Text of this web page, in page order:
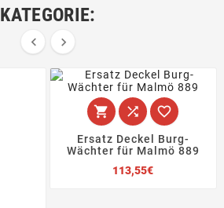
KATEGORIE:
 
  
Ersatz Deckel Burg-
Wächter für Malmö 889
113,55€Preis